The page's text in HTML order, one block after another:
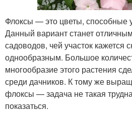
Флоксы — это цветы, способные
Данный вариант станет
садоводов, чей участок кажется
однообразным. Большое
многообразие этого растения
среди дачников. К тому же
флоксы — задача не такая
показаться.